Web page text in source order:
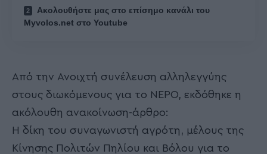
Ακολουθήστε μας στο επίσημο κανάλι του
Myvolos.net στο Youtube
Από την Ανοιχτή συνέλευση αλληλεγγύης
στους διωκόμενους για το ΝΕΡΟ, εκδόθηκε η
ακόλουθη ανακοίνωση-άρθρο:
Η δίκη του συναγωνιστή αγρότη, μέλους της
Κίνησης Πολιτών Πηλίου και Βόλου για το